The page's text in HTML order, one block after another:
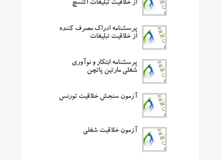
از خلاقیت تبلیغات آلتسچ
پرسشنامه ادراک مصرف کننده
از خلاقیت تبلیغات
پرسشنامه ابتکار و نوآوری
شغلی مارتین پاتچن
آزمون سنجش خلاقیت تورنس
آزمون خلاقیت شغلی